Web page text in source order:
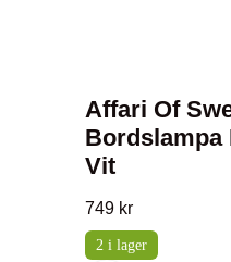
Affari Of
Bordslampa
Vit
749 kr
2 i lager